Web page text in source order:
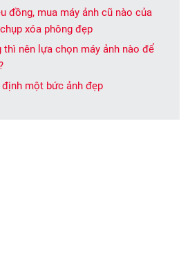
đồng, mua máy ảnh cũ nào của
xóa phông đẹp
nên lựa chọn máy ảnh nào để
một bức ảnh đẹp